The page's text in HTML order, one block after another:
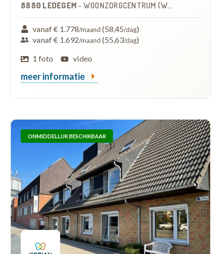
8880 LEDEGEM - WOONZORGCENTRUM (WZC)
vanaf € 1.778/maand (58,45/dag)
vanaf € 1.692/maand (55,63/dag)
1 foto
video
meer informatie
ONMIDDELLIJK BESCHIKBAAR